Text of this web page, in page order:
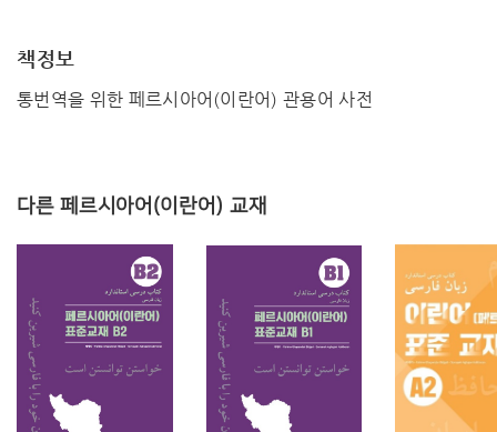
책정보
통번역을 위한 페르시아어(이란어) 관용어 사전
다른 페르시아어(이란어) 교재